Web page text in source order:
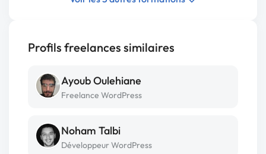
Profils freelances similaires
Ayoub Oulehiane
Freelance WordPress
Noham Talbi
Développeur WordPress